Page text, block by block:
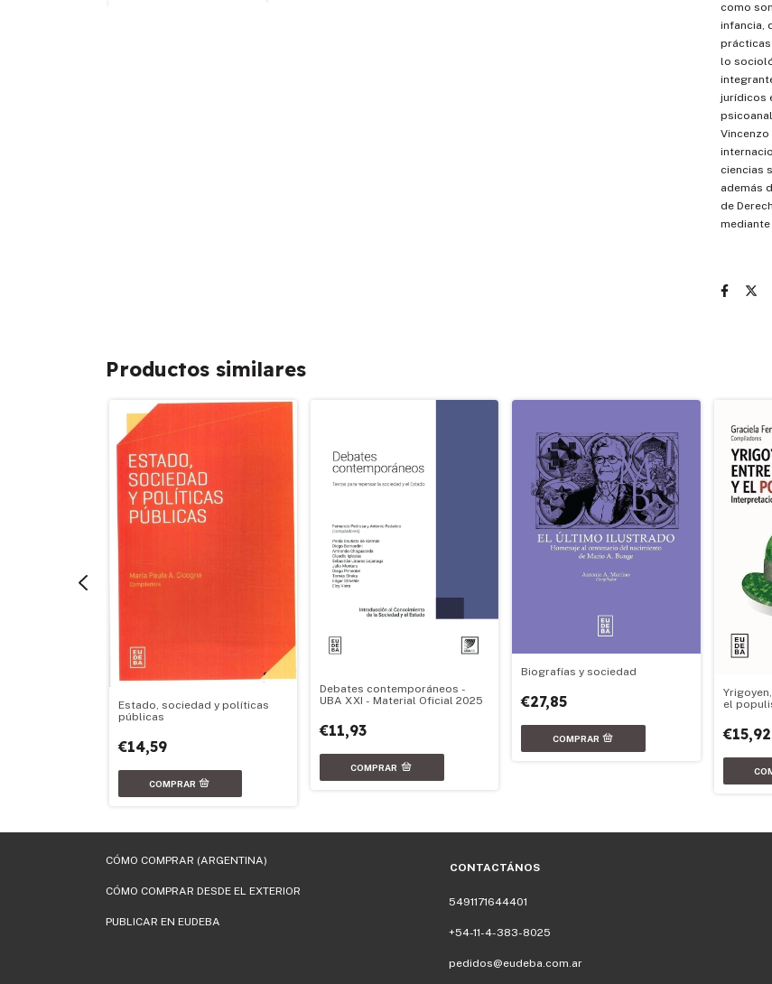
como
infancia,
lo
jurídicos
ciencias
además
de
Productos similares
Estado, sociedad y políticas
públicas
€14,59
Debates contemporáneos -
UBA XXI - Material Oficial 2025
€11,93
Biografías y sociedad
€27,85
el
€15,92
CÓMO COMPRAR (ARGENTINA)
CÓMO COMPRAR DESDE EL EXTERIOR
PUBLICAR EN EUDEBA
CONTACTÁNOS
5491171644401
+54-11-4-383-8025
pedidos@eudeba.com.ar